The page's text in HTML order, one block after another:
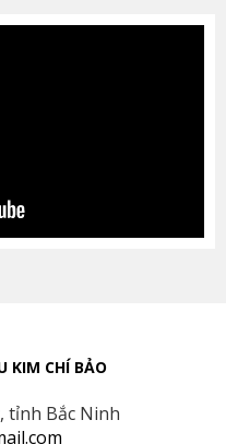
KIM CHÍ BẢO
tỉnh Bắc Ninh